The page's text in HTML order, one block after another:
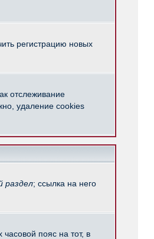
регистрацию новых
отслеживание
удаление cookies
раздел; ссылка на него
пояс на тот, в